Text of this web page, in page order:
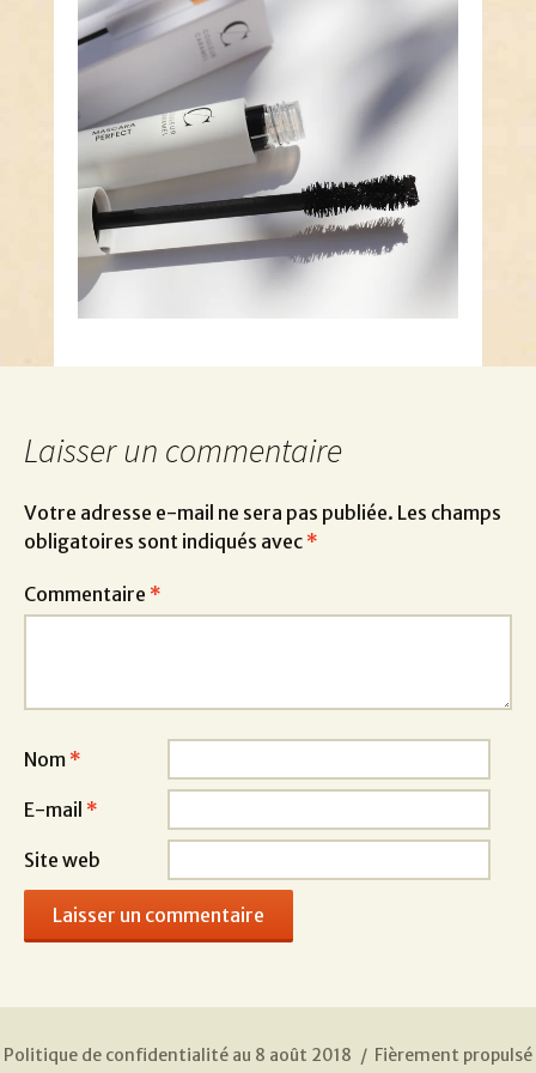
Laisser un commentaire
Votre adresse e-mail ne sera pas publiée. Les champs
obligatoires sont indiqués avec *
Commentaire *
Nom *
E-mail *
Site web
Politique de confidentialité au 8 août 2018
Fièrement propulsé